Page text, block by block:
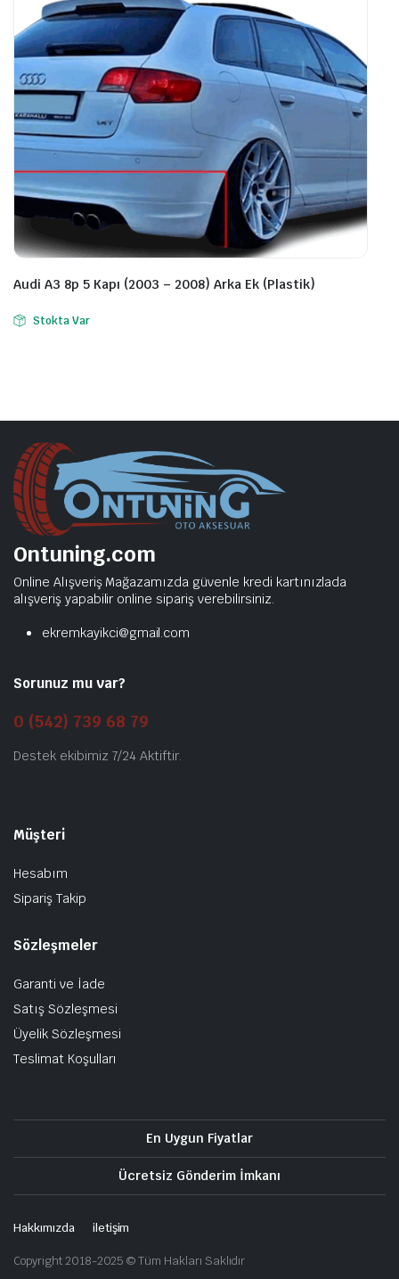
Audi A3 8p 5 Kapı (2003 – 2008) Arka Ek (Plastik)
Stokta Var
Ontuning.com
Online Alışveriş Mağazamızda güvenle kredi kartınızlada
alışveriş yapabilir online sipariş verebilirsiniz.
ekremkayikci@gmail.com
Sorunuz mu var?
0 (542) 739 68 79
Destek ekibimiz 7/24 Aktiftir.
Müşteri
Hesabım
Sipariş Takip
Sözleşmeler
Garanti ve İade
Satış Sözleşmesi
Üyelik Sözleşmesi
Teslimat Koşulları
En Uygun Fiyatlar
Ücretsiz Gönderim İmkanı
Hakkımızda iletişim
Copyright 2018-2025 © Tüm Hakları Saklıdır